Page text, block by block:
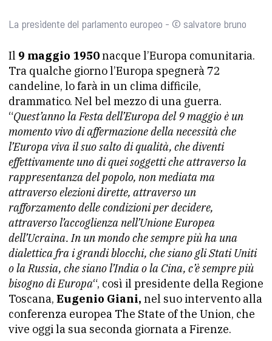
La presidente del parlamento europeo - © salvatore bruno
Il 9 maggio 1950nacque l’Europa comunitaria.
Tra qualche giorno l’Europa spegnerà 72
candeline, lo farà in un clima difficile,
drammatico. Nel bel mezzo di una guerra.
“Quest’anno la Festa dell’Europa del 9 maggio è un
momento vivo di affermazione della necessità che
l’Europa viva il suo salto di qualità, che diventi
effettivamente uno di quei soggetti che attraverso la
rappresentanza del popolo, non mediata ma
attraverso elezioni dirette, attraverso un
rafforzamento delle condizioni per decidere,
attraverso l’accoglienza nell’Unione Europea
dell’Ucraina. In un mondo che sempre più ha una
dialettica fra i grandi blocchi, che siano gli Stati Uniti
o la Russia, che siano l’India o la Cina, c’è sempre più
bisogno di Europa“, così il presidente della Regione
Toscana, Eugenio Giani, nel suo intervento alla
conferenza europea The State of the Union, che
vive oggi la sua seconda giornata a Firenze.